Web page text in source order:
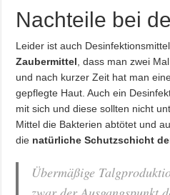
Nachteile bei
Leider ist auch
Zaubermittel , dass man zwei
und nach kurzer Zeit hat man
gepflegte Haut. Auch ein
mit sich und diese sollten nicht
Mittel die Bakterien abtötet und
die natürliche Schutzschicht
Übermäßige